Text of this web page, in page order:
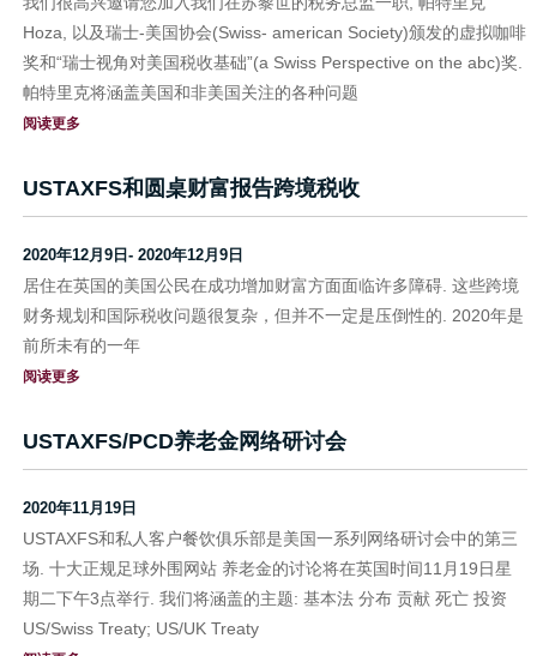
Hoza, 以及瑞士-美国协会(Swiss- american Society)颁发的虚拟咖啡
奖和“瑞士视角对美国税收基础”(a Swiss Perspective on the abc)奖.
帕特里克将涵盖美国和非美国关注的各种问题
阅读更多
USTAXFS和圆桌财富报告跨境税收
2020年12月9日- 2020年12月9日
居住在英国的美国公民在成功增加财富方面面临许多障碍. 这些跨境
财务规划和国际税收问题很复杂，但并不一定是压倒性的. 2020年是
前所未有的一年
阅读更多
USTAXFS/PCD养老金网络研讨会
2020年11月19日
USTAXFS和私人客户餐饮俱乐部是美国一系列网络研讨会中的第三
场. 十大正规足球外围网站 养老金的讨论将在英国时间11月19日星
期二下午3点举行. 我们将涵盖的主题: 基本法 分布 贡献 死亡 投资
US/Swiss Treaty; US/UK Treaty